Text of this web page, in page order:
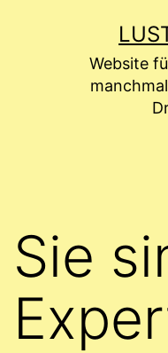
Website
Sie